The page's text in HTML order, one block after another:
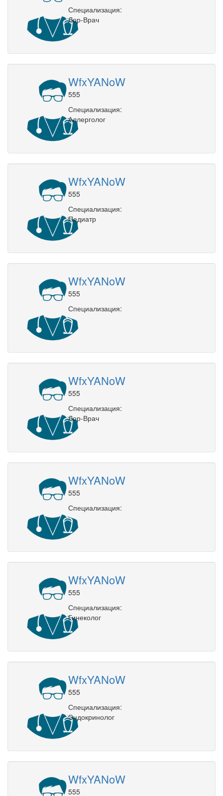
Специализация:
Лор-Врач
WfxYANoW
555
Специализация:
Аллерголог
WfxYANoW
555
Специализация:
Педиатр
WfxYANoW
555
Специализация:
WfxYANoW
555
Специализация:
Лор-Врач
WfxYANoW
555
Специализация:
WfxYANoW
555
Специализация:
Гинеколог
WfxYANoW
555
Специализация:
Эндокринолог
WfxYANoW
555